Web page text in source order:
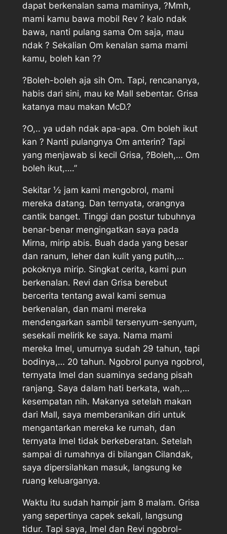
dapat berkenalan sama maminya, ?Mmh,
mami kamu bawa mobil Rev ? kalo ndak
bawa, nanti pulang sama Om saja, mau
ndak ? Sekalian Om kenalan sama mami
kamu, boleh kan ??
?Boleh-boleh aja sih Om. Tapi, rencananya,
habis dari sini, mau ke Mall sebentar. Grisa
katanya mau makan McD.?
?O,.. ya udah ndak apa-apa. Om boleh ikut
kan ? Nanti pulangnya Om anterin? Tapi
yang menjawab si kecil Grisa, ?Boleh,… Om
boleh ikut,….”
Sekitar ½ jam kami mengobrol, mami
mereka datang. Dan ternyata, orangnya
cantik banget. Tinggi dan postur tubuhnya
benar-benar mengingatkan saya pada
Mirna, mirip abis. Buah dada yang besar
dan ranum, leher dan kulit yang putih,…
pokoknya mirip. Singkat cerita, kami pun
berkenalan. Revi dan Grisa berebut
bercerita tentang awal kami semua
berkenalan, dan mami mereka
mendengarkan sambil tersenyum-senyum,
sesekali melirik ke saya. Nama mami
mereka Imel, umurnya sudah 29 tahun, tapi
bodinya,… 20 tahun. Ngobrol punya ngobrol,
ternyata Imel dan suaminya sedang pisah
ranjang. Saya dalam hati berkata, wah,…
kesempatan nih. Makanya setelah makan
dari Mall, saya memberanikan diri untuk
mengantarkan mereka ke rumah, dan
ternyata Imel tidak berkeberatan. Setelah
sampai di rumahnya di bilangan Cilandak,
saya dipersilahkan masuk, langsung ke
ruang keluarganya.
Waktu itu sudah hampir jam 8 malam. Grisa
yang sepertinya capek sekali, langsung
tidur. Tapi saya, Imel dan Revi ngobrol-